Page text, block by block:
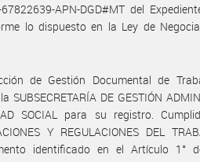
APN-DGD#MT del
lo dispuesto en la Ley de
de Gestión Documental de
DE GESTIÓN
SOCIAL para su registro.
Y REGULACIONES DEL
identificado en el Artículo 1°